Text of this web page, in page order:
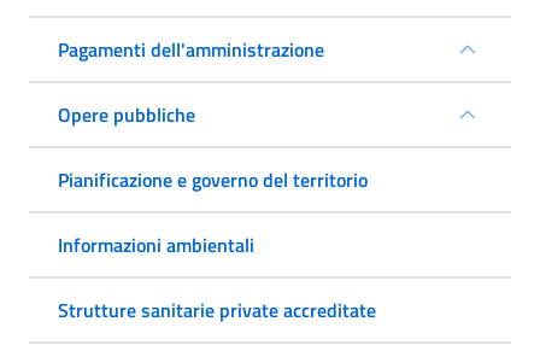
Pagamenti dell'amministrazione
Opere pubbliche
Pianificazione e governo del territorio
Informazioni ambientali
Strutture sanitarie private accreditate